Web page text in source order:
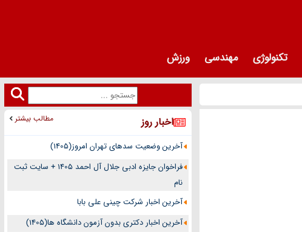
تکنولوژی مهندسی ورزش
اخبار روز مطالب بیشتر
آخرین وضعیت سدهای تهران امروز(1405)
فراخوان جایزه ادبی جلال آل احمد 1405 + سایت ثبت
نام
آخرین اخبار شرکت چینی علی بابا
آخرین اخبار دکتری بدون آزمون دانشگاه ها(1405)